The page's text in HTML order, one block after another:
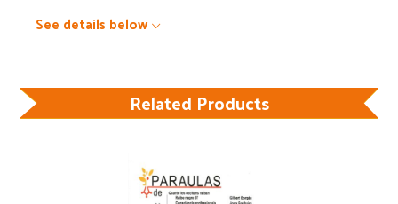
See details below
Related Products